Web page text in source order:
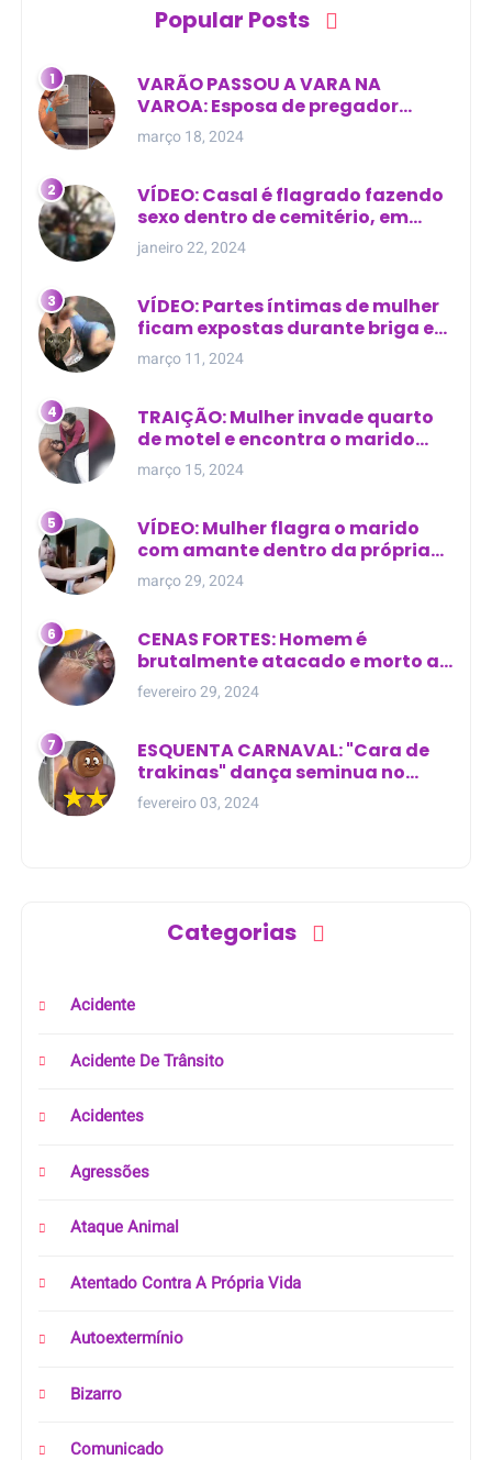
Popular Posts
VARÃO PASSOU A VARA NA
VAROA: Esposa de pregador
evangélico descobre
relacionamento extra-conjugal
março 18, 2024
VÍDEO: Casal é flagrado fazendo
sexo dentro de cemitério, em
cima de túmulo no Maranhão
janeiro 22, 2024
VÍDEO: Partes íntimas de mulher
ficam expostas durante briga em
Manaus
março 11, 2024
TRAIÇÃO: Mulher invade quarto
de motel e encontra o marido
com outra na cama
março 15, 2024
VÍDEO: Mulher flagra o marido
com amante dentro da própria
residência
março 29, 2024
CENAS FORTES: Homem é
brutalmente atacado e morto a
golpes de facão em joão lisboa
fevereiro 29, 2024
ESQUENTA CARNAVAL: "Cara de
trakinas" dança seminua no
meio da rua na Bahia
fevereiro 03, 2024
Categorias
Acidente
Acidente De Trânsito
Acidentes
Agressões
Ataque Animal
Atentado Contra A Própria Vida
Autoextermínio
Bizarro
Comunicado